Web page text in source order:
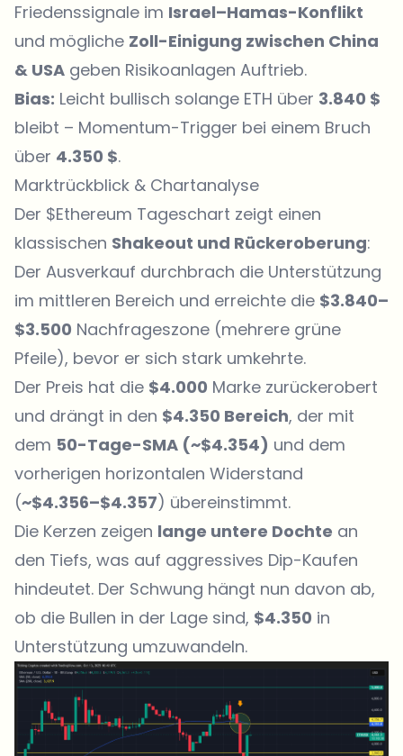
Friedenssignale im Israel–Hamas-Konflikt
und mögliche Zoll-Einigung zwischen China
& USA geben Risikoanlagen Auftrieb.
Bias: Leicht bullisch solange ETH über 3.840 $
bleibt – Momentum-Trigger bei einem Bruch
über 4.350 $.
Marktrückblick & Chartanalyse
Der $Ethereum Tageschart zeigt einen
klassischen Shakeout und Rückeroberung:
Der Ausverkauf durchbrach die Unterstützung
im mittleren Bereich und erreichte die $3.840–
$3.500 Nachfrageszone (mehrere grüne
Pfeile), bevor er sich stark umkehrte.
Der Preis hat die $4.000 Marke zurückerobert
und drängt in den $4.350 Bereich, der mit
dem 50-Tage-SMA (~$4.354) und dem
vorherigen horizontalen Widerstand
(~$4.356–$4.357) übereinstimmt.
Die Kerzen zeigen lange untere Dochte an
den Tiefs, was auf aggressives Dip-Kaufen
hindeutet. Der Schwung hängt nun davon ab,
ob die Bullen in der Lage sind, $4.350 in
Unterstützung umzuwandeln.